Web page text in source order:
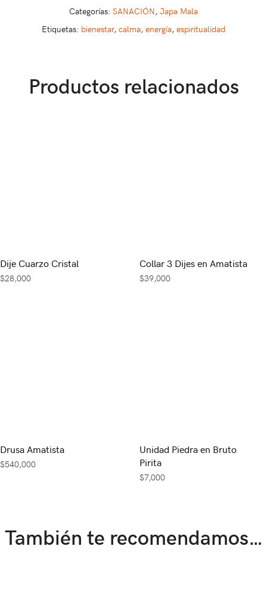
Categorías: SANACIÓN, Japa Mala
Etiquetas: bienestar, calma, energía, espiritualidad
Productos relacionados
Dije Cuarzo Cristal
$28,000
Collar 3 Dijes en Amatista
$39,000
Drusa Amatista
$540,000
Unidad Piedra en Bruto
Pirita
$7,000
También te recomendamos…